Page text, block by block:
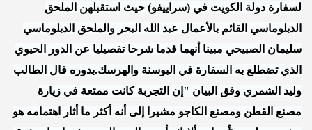
لسفارة دولة الكويت في (سراييفو) حيث استقبلهن الملحق
الدبلوماسي القائم بالأعمال عبد الله البحر والملحق الدبلوماسي
سليمان الصبيحي مبينا أنهما قدما شرحا تفصيليا عن الدور الحيوي
الذي تضطلع به السفارة في البوسنة والهرسك.بدوره قال الطالب
وليد الشمري وفق البيان "إن التجربة كانت ممتعة في زيارة
مصنع القطن ومصنع الكاجو مشيرا إلى أنه أكثر ما أثار اهتمامه هو